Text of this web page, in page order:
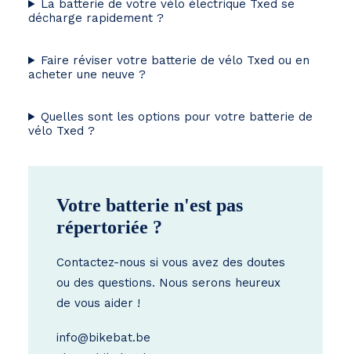
La batterie de votre vélo électrique Txed se
décharge rapidement ?
Faire réviser votre batterie de vélo Txed ou en
acheter une neuve ?
Quelles sont les options pour votre batterie de
vélo Txed ?
Votre batterie n'est pas
répertoriée ?
Contactez-nous si vous avez des doutes
ou des questions. Nous serons heureux
de vous aider !
info@bikebat.be